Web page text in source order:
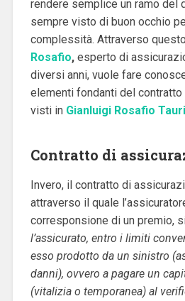
rendere semplice un ramo del
sempre visto di buon occhio
complessità. Attraverso
Rosafio, esperto di
diversi anni, vuole fare
elementi fondanti del
visti in Gianluigi Rosafio
Contratto di
Invero, il contratto di
attraverso il quale
corresponsione di un premio,
l’assicurato, entro i limiti
esso prodotto da un sinistro
danni), ovvero a pagare un
(vitalizia o temporanea) al